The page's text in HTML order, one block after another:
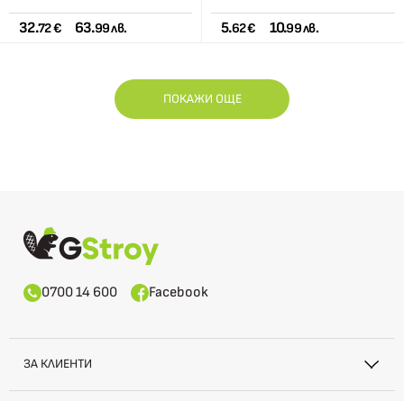
32.72 € 63.99 лв. 5.62 € 10.99 лв.
ПОКАЖИ ОЩЕ
0700 14 600 Facebook
ЗА КЛИЕНТИ